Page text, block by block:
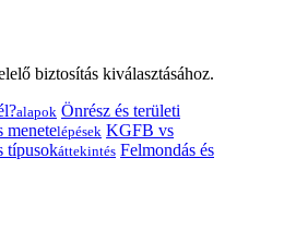
biztosítás kiválasztásához.
alapok Önrész és területi
menetelépések KGFB vs
típusokáttekintés Felmondás és